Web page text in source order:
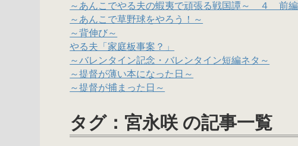
～あんこでやる夫の蝦夷で頑張る戦国譚～ ４ 前編
～あんこで草野球をやろう！～
～背伸び～
やる夫「家庭板事案？」
～バレンタイン記念・バレンタイン短編ネタ～
～提督が薄い本になった日～
～提督が捕まった日～
タグ：宮永咲 の記事一覧